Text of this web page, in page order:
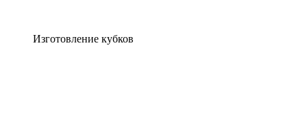
Изготовление кубков